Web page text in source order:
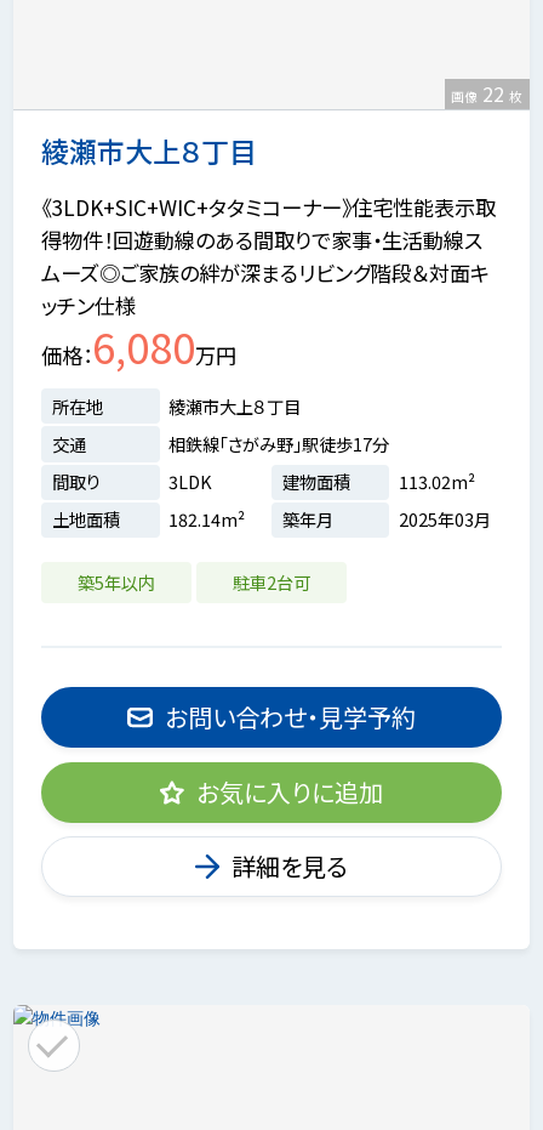
綾瀬市大上８丁目
画像 22 枚
《3LDK+SIC+WIC+タタミコーナー》住宅性能表示取
得物件！回遊動線のある間取りで家事・生活動線ス
ムーズ◎ご家族の絆が深まるリビング階段＆対面キ
ッチン仕様
価格 6,080万円
所在地
綾瀬市大上８丁目
交通
相鉄線「さがみ野」駅徒歩17分
間取り
3LDK 建物面積
113.02m²
土地面積
182.14m² 築年月 2025年03月
築5年以内 駐車2台可
お問い合わせ・見学予約
お気に入りに追加
詳細を見る